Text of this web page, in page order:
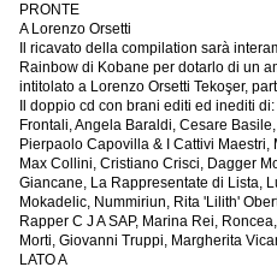
PRONTE
A Lorenzo Orsetti
Il ricavato della compilation sarà
Rainbow di Kobane per dotarlo di un
intitolato a Lorenzo Orsetti Tekoşer,
Il doppio cd con brani editi ed inediti
Frontali, Angela Baraldi, Cesare
Pierpaolo Capovilla & I Cattivi
Max Collini, Cristiano Crisci, Dagger
Giancane, La Rappresentate di Lista,
Mokadelic, Nummiriun, Rita 'Lilith'
Rapper C J A SAP, Marina Rei,
Morti, Giovanni Truppi, Margherita
LATO A